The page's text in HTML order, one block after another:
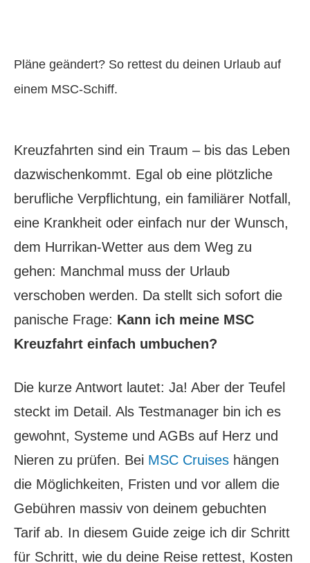
Pläne geändert? So rettest du deinen Urlaub auf
einem MSC-Schiff.
Kreuzfahrten sind ein Traum – bis das Leben
dazwischenkommt. Egal ob eine plötzliche
berufliche Verpflichtung, ein familiärer Notfall,
eine Krankheit oder einfach nur der Wunsch,
dem Hurrikan-Wetter aus dem Weg zu
gehen: Manchmal muss der Urlaub
verschoben werden. Da stellt sich sofort die
panische Frage: Kann ich meine MSC
Kreuzfahrt einfach umbuchen?
Die kurze Antwort lautet: Ja! Aber der Teufel
steckt im Detail. Als Testmanager bin ich es
gewohnt, Systeme und AGBs auf Herz und
Nieren zu prüfen. Bei MSC Cruises hängen
die Möglichkeiten, Fristen und vor allem die
Gebühren massiv von deinem gebuchten
Tarif ab. In diesem Guide zeige ich dir Schritt
für Schritt, wie du deine Reise rettest, Kosten